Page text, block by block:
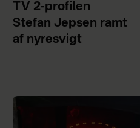
TV 2-profilen
Stefan Jepsen ramt
af nyresvigt